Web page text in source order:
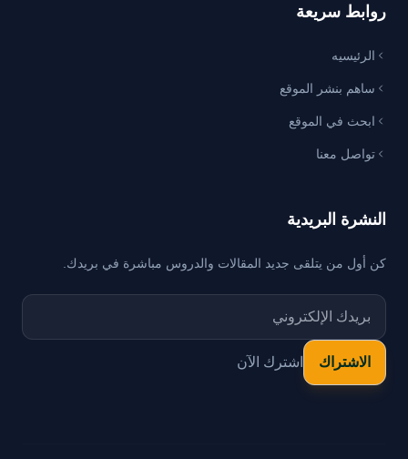
روابط سريعة
الرئيسيه
ساهم بنشر الموقع
ابحث في الموقع
تواصل معنا
النشرة البريدية
كن أول من يتلقى جديد المقالات والدروس مباشرة في بريدك.
اشترك الآن